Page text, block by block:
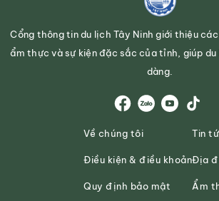
Cổng thông tin du lịch Tây Ninh giới thiệu
ẩm thực và sự kiện đặc sắc của tỉnh, giúp
dàng.
Về chúng tôi
Điều kiện & điều khoản
Quy định bảo mật
Tin
Địa
Ẩm